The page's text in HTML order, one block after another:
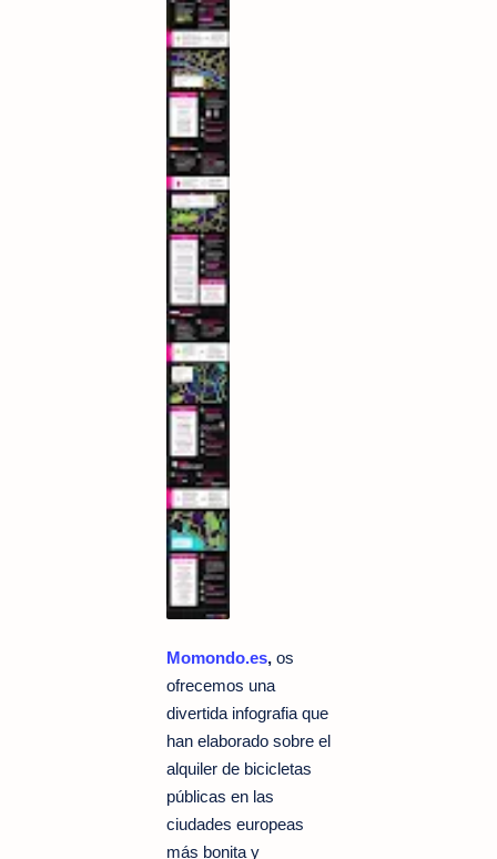
Momondo.es, os
ofrecemos una
divertida infografia que
han elaborado sobre el
alquiler de bicicletas
públicas en las
ciudades europeas
más bonita y